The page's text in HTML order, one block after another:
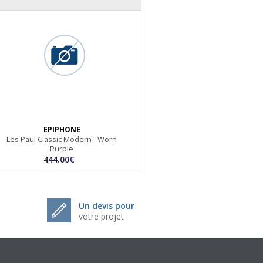
EPIPHONE
Les Paul Classic Modern - Worn
Purple
444.00€
Un devis pour
votre projet